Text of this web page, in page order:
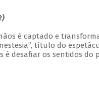
é captado e
título do
desafiar os sentidos do